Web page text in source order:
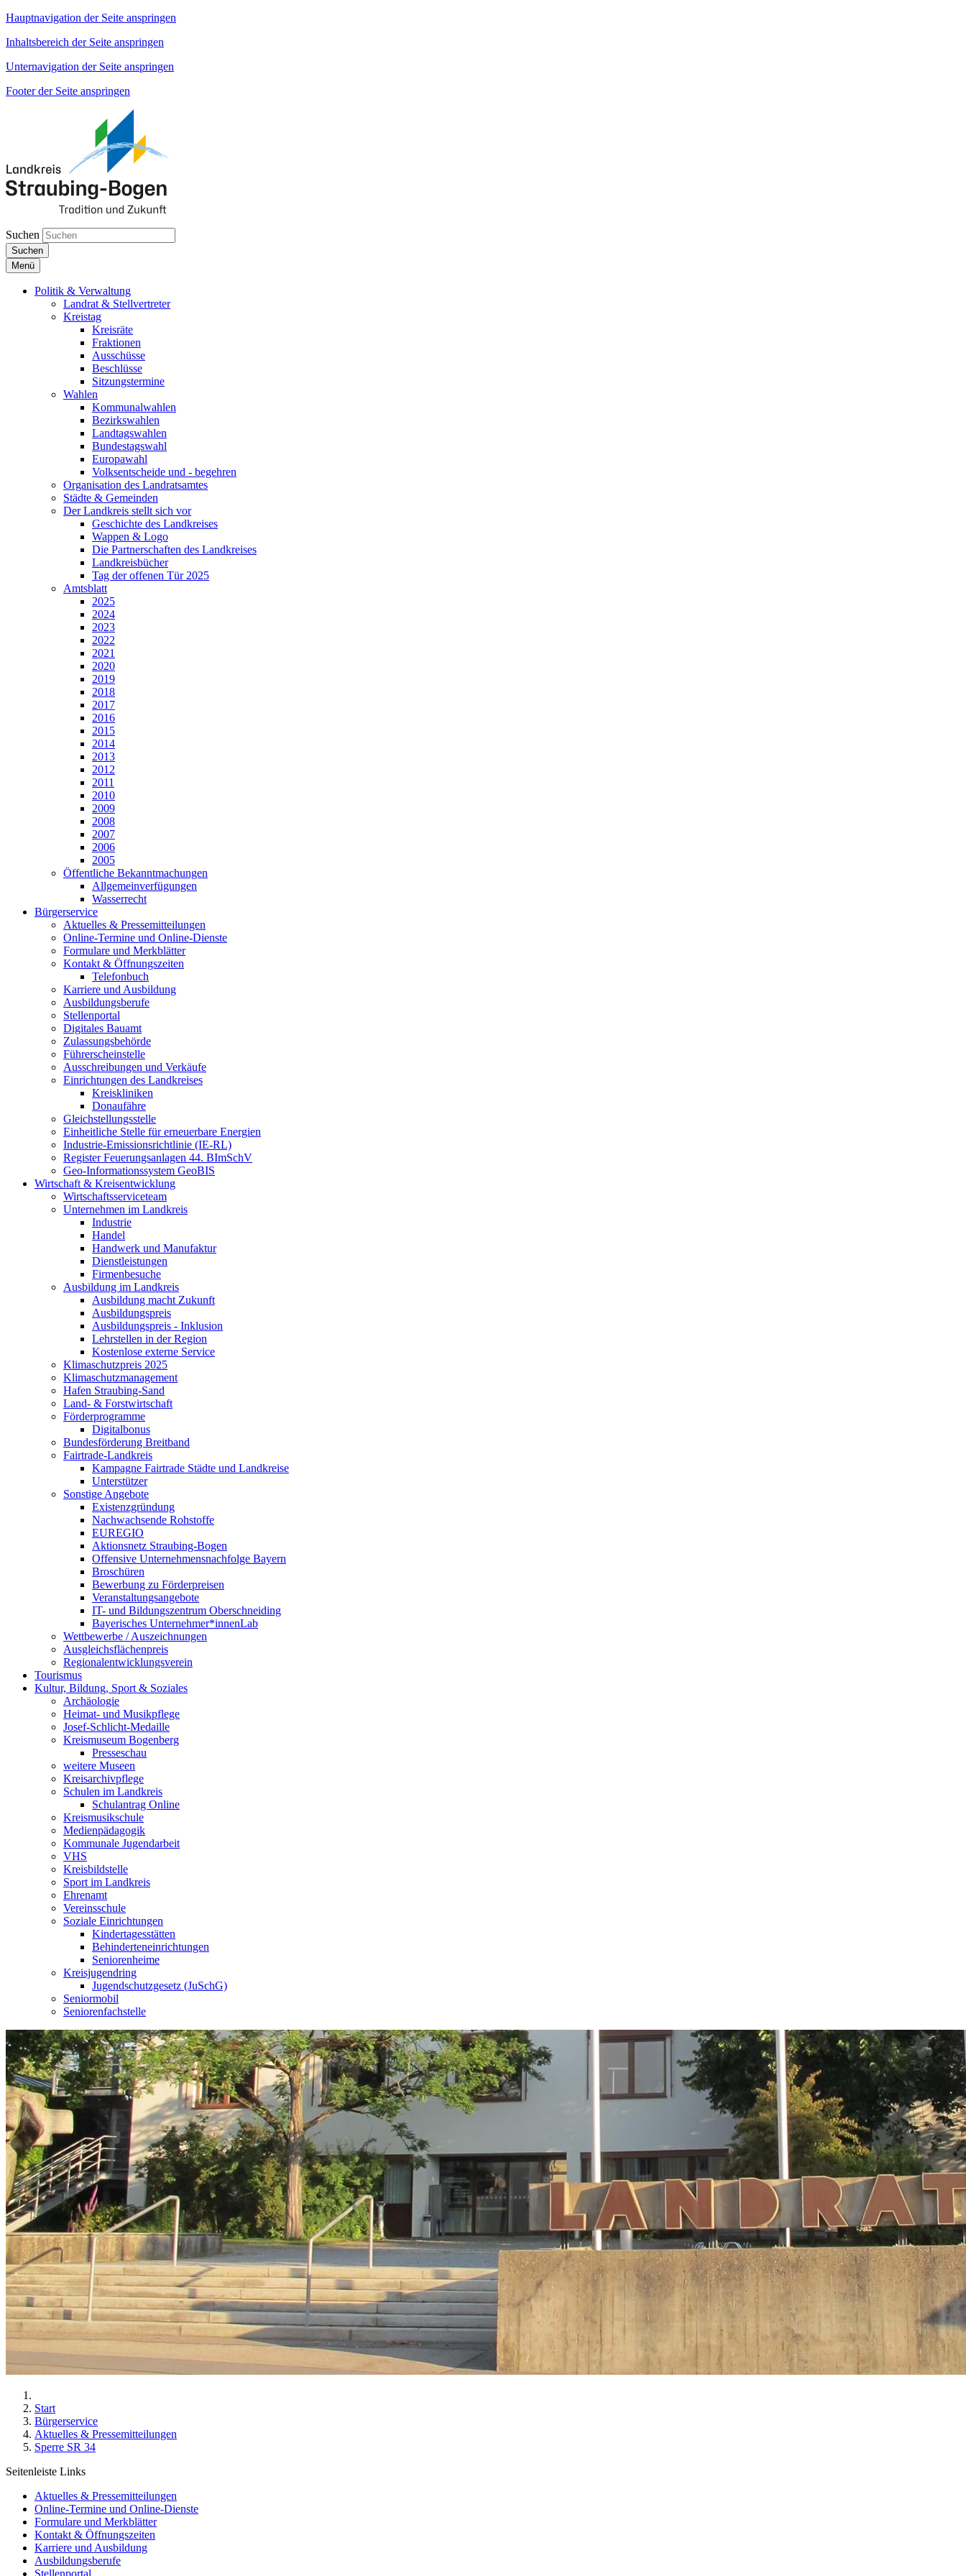
Hauptnavigation der Seite anspringen
Inhaltsbereich der Seite anspringen
Unternavigation der Seite anspringen
Footer der Seite anspringen
Suchen
Suchen
Menü
Politik & Verwaltung
Landrat & Stellvertreter
Kreistag
Kreisräte
Fraktionen
Ausschüsse
Beschlüsse
Sitzungstermine
Wahlen
Kommunalwahlen
Bezirkswahlen
Landtagswahlen
Bundestagswahl
Europawahl
Volksentscheide und - begehren
Organisation des Landratsamtes
Städte & Gemeinden
Der Landkreis stellt sich vor
Geschichte des Landkreises
Wappen & Logo
Die Partnerschaften des Landkreises
Landkreisbücher
Tag der offenen Tür 2025
Amtsblatt
2025
2024
2023
2022
2021
2020
2019
2018
2017
2016
2015
2014
2013
2012
2011
2010
2009
2008
2007
2006
2005
Öffentliche Bekanntmachungen
Allgemeinverfügungen
Wasserrecht
Bürgerservice
Aktuelles & Pressemitteilungen
Online-Termine und Online-Dienste
Formulare und Merkblätter
Kontakt & Öffnungszeiten
Telefonbuch
Karriere und Ausbildung
Ausbildungsberufe
Stellenportal
Digitales Bauamt
Zulassungsbehörde
Führerscheinstelle
Ausschreibungen und Verkäufe
Einrichtungen des Landkreises
Kreiskliniken
Donaufähre
Gleichstellungsstelle
Einheitliche Stelle für erneuerbare Energien
Industrie-Emissionsrichtlinie (IE-RL)
Register Feuerungsanlagen 44. BImSchV
Geo-Informationssystem GeoBIS
Wirtschaft & Kreisentwicklung
Wirtschaftsserviceteam
Unternehmen im Landkreis
Industrie
Handel
Handwerk und Manufaktur
Dienstleistungen
Firmenbesuche
Ausbildung im Landkreis
Ausbildung macht Zukunft
Ausbildungspreis
Ausbildungspreis - Inklusion
Lehrstellen in der Region
Kostenlose externe Service
Klimaschutzpreis 2025
Klimaschutzmanagement
Hafen Straubing-Sand
Land- & Forstwirtschaft
Förderprogramme
Digitalbonus
Bundesförderung Breitband
Fairtrade-Landkreis
Kampagne Fairtrade Städte und Landkreise
Unterstützer
Sonstige Angebote
Existenzgründung
Nachwachsende Rohstoffe
EUREGIO
Aktionsnetz Straubing-Bogen
Offensive Unternehmensnachfolge Bayern
Broschüren
Bewerbung zu Förderpreisen
Veranstaltungsangebote
IT- und Bildungszentrum Oberschneiding
Bayerisches Unternehmer*innenLab
Wettbewerbe / Auszeichnungen
Ausgleichsflächenpreis
Regionalentwicklungsverein
Tourismus
Kultur, Bildung, Sport & Soziales
Archäologie
Heimat- und Musikpflege
Josef-Schlicht-Medaille
Kreismuseum Bogenberg
Presseschau
weitere Museen
Kreisarchivpflege
Schulen im Landkreis
Schulantrag Online
Kreismusikschule
Medienpädagogik
Kommunale Jugendarbeit
VHS
Kreisbildstelle
Sport im Landkreis
Ehrenamt
Vereinsschule
Soziale Einrichtungen
Kindertagesstätten
Behinderteneinrichtungen
Seniorenheime
Kreisjugendring
Jugendschutzgesetz (JuSchG)
Seniormobil
Seniorenfachstelle
Start
Bürgerservice
Aktuelles & Pressemitteilungen
Sperre SR 34
Seitenleiste Links
Aktuelles & Pressemitteilungen
Online-Termine und Online-Dienste
Formulare und Merkblätter
Kontakt & Öffnungszeiten
Karriere und Ausbildung
Ausbildungsberufe
Stellenportal